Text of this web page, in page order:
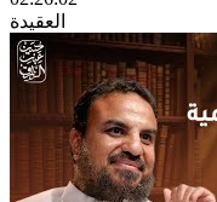
العقيدة